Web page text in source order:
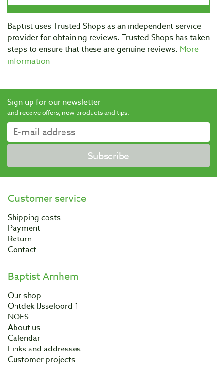
Baptist uses Trusted Shops as an independent service
provider for obtaining reviews. Trusted Shops has taken
steps to ensure that these are genuine reviews. More
information
Sign up for our newsletter
and receive offers, new products and tips.
Subscribe
Customer service
Shipping costs
Payment
Return
Contact
Baptist Arnhem
Our shop
Ontdek IJsseloord 1
NOEST
About us
Calendar
Links and addresses
Customer projects